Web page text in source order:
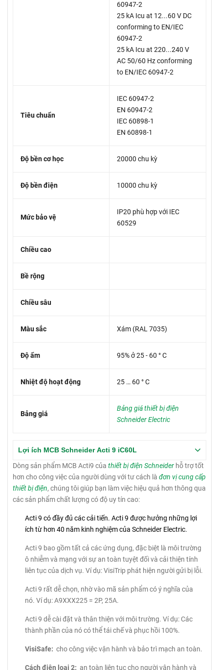
60947-2
25 kA Icu at 12...60 V DC
conforming to EN/IEC
60947-2
25 kA Icu at 220...240 V
AC 50/60 Hz conforming
to EN/IEC 60947-2
Tiêu chuẩn
IEC 60947-2
EN 60947-2
IEC 60898-1
EN 60898-1
Độ bền cơ học 20000 chu kỳ
Độ bền điện 10000 chu kỳ
Mức bảo vệ
IP20 phù hợp với IEC
60529
Chiều cao
Bề rộng
Chiều sâu
Màu sắc Xám (RAL 7035)
Độ ẩm 95% ở 25 - 60 ° C
Nhiệt độ hoạt động 25 … 60 ° C
Bảng giá
Bảng giá thiết bị điện
Schneider Electric
Lợi ích MCB Schneider Acti 9 iC60L
Dòng sản phẩm MCB Acti9 của thiết bị điện Schneider hỗ trợ tốt
hơn cho công việc của người dùng với tư cách là đơn vị cung cấp
thiết bị điện, chúng tôi giúp bạn làm việc hiệu quả hơn thông qua
các sản phẩm chất lượng có độ uy tín cao:
Acti 9 có đầy đủ các cải tiến. Acti 9 được hưởng những lợi
ích từ hơn 40 năm kinh nghiệm của Schneider Electric.
Acti 9 bao gồm tất cả các ứng dụng, đặc biệt là môi trường
ô nhiễm và mạng với sự an toàn tuyệt đối và cải thiện tính
liên tục của dịch vụ. Ví dụ: VisiTrip phát hiện người gửi bị lỗi.
Acti 9 rất dễ chọn, nhờ vào mã sản phẩm có ý nghĩa của
nó. Ví dụ: A9XXX225 = 2P, 25A.
Acti 9 dễ cài đặt và thân thiện với môi trường. Ví dụ: Các
thành phần của nó có thể tái chế và phục hồi 100%.
VisiSafe: cho công việc vận hành và bảo trì mạch an toàn.
Cách điện loại 2: an toàn liên tục cho người vận hành và